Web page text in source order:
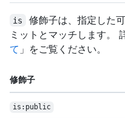
is
修飾子は、指定した
ミットとマッチします。
て 」をご覧ください。
修飾子
is:public